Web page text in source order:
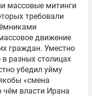
массовые митинги
требовали
движение
граждан. Уместно
разных столицах
убедил уйму
«смена
чём власти Ирана